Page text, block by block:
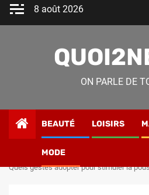
Skip
8 août 2026
ON PARLE DE
BEAUTÉ LOISIRS
MODE
Beauté
Quels gestes adopter pour stimuler la